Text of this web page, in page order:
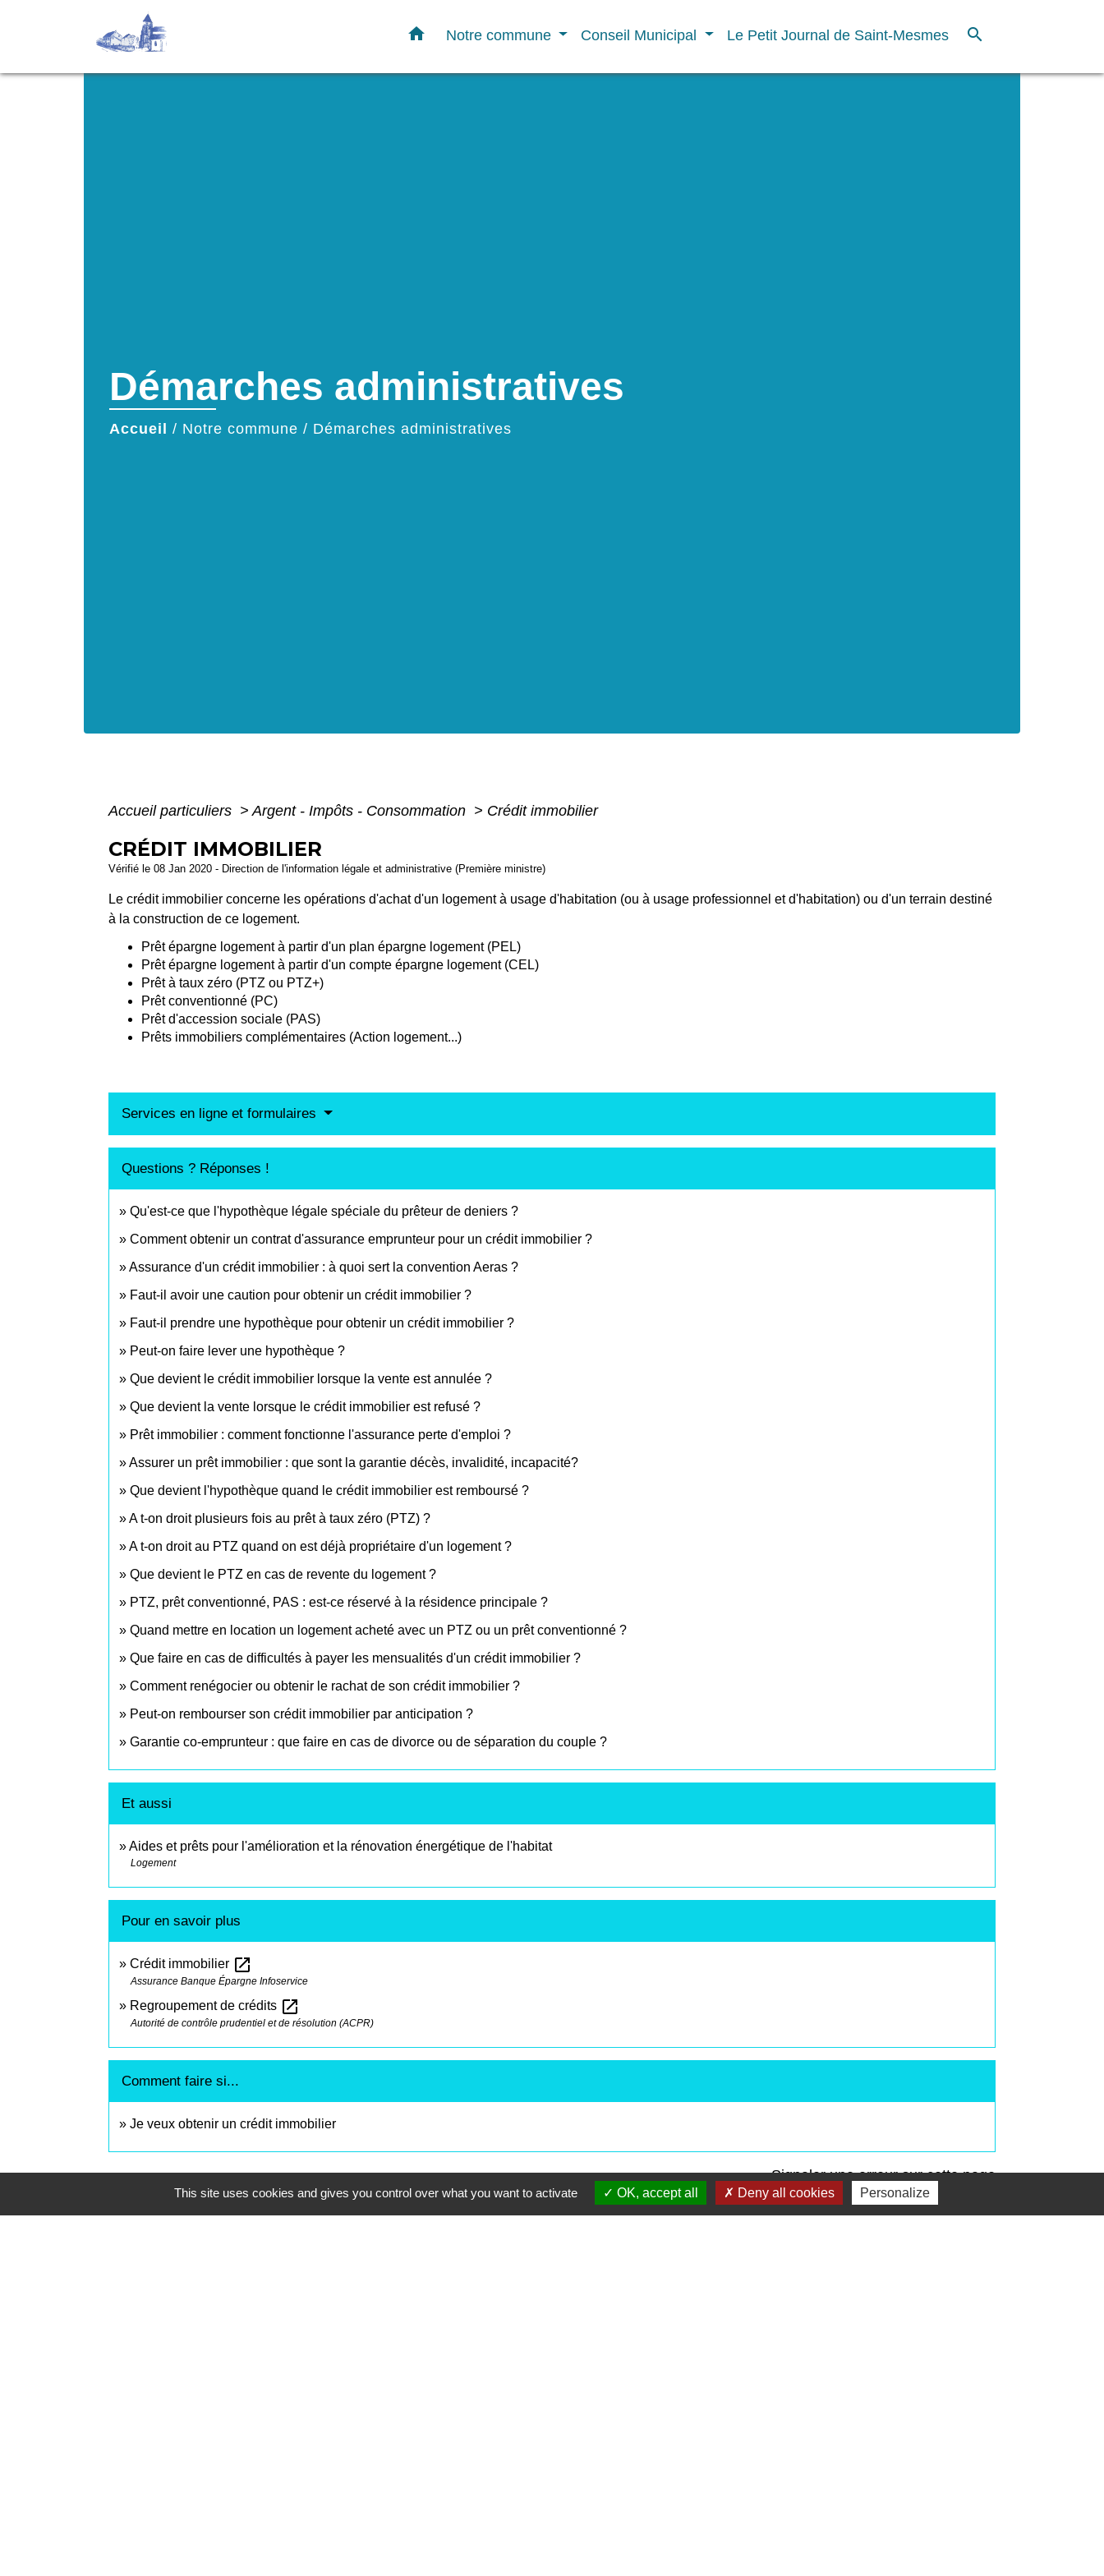
home Notre commune Conseil Municipal Le Petit Journal de Saint-Mesmes search
Démarches administratives
Accueil / Notre commune / Démarches administratives
Accueil particuliers > Argent - Impôts - Consommation > Crédit immobilier
CRÉDIT IMMOBILIER
Vérifié le 08 Jan 2020 - Direction de l'information légale et administrative (Première ministre)
Le crédit immobilier concerne les opérations d'achat d'un logement à usage d'habitation (ou à usage professionnel et d'habitation) ou d'un terrain destiné
à la construction de ce logement.
Prêt épargne logement à partir d'un plan épargne logement (PEL)
Prêt épargne logement à partir d'un compte épargne logement (CEL)
Prêt à taux zéro (PTZ ou PTZ+)
Prêt conventionné (PC)
Prêt d'accession sociale (PAS)
Prêts immobiliers complémentaires (Action logement...)
Services en ligne et formulaires
Questions ? Réponses !
Qu'est-ce que l'hypothèque légale spéciale du prêteur de deniers ?
Comment obtenir un contrat d'assurance emprunteur pour un crédit immobilier ?
Assurance d'un crédit immobilier : à quoi sert la convention Aeras ?
Faut-il avoir une caution pour obtenir un crédit immobilier ?
Faut-il prendre une hypothèque pour obtenir un crédit immobilier ?
Peut-on faire lever une hypothèque ?
Que devient le crédit immobilier lorsque la vente est annulée ?
Que devient la vente lorsque le crédit immobilier est refusé ?
Prêt immobilier : comment fonctionne l'assurance perte d'emploi ?
Assurer un prêt immobilier : que sont la garantie décès, invalidité, incapacité?
Que devient l'hypothèque quand le crédit immobilier est remboursé ?
A t-on droit plusieurs fois au prêt à taux zéro (PTZ) ?
A t-on droit au PTZ quand on est déjà propriétaire d'un logement ?
Que devient le PTZ en cas de revente du logement ?
PTZ, prêt conventionné, PAS : est-ce réservé à la résidence principale ?
Quand mettre en location un logement acheté avec un PTZ ou un prêt conventionné ?
Que faire en cas de difficultés à payer les mensualités d'un crédit immobilier ?
Comment renégocier ou obtenir le rachat de son crédit immobilier ?
Peut-on rembourser son crédit immobilier par anticipation ?
Garantie co-emprunteur : que faire en cas de divorce ou de séparation du couple ?
Et aussi
Aides et prêts pour l'amélioration et la rénovation énergétique de l'habitat
Logement
Pour en savoir plus
Crédit immobilier open_in_new
Assurance Banque Épargne Infoservice
Regroupement de crédits open_in_new
Autorité de contrôle prudentiel et de résolution (ACPR)
Comment faire si...
Je veux obtenir un crédit immobilier
Signaler une erreur sur cette page
This site uses cookies and gives you control over what you want to activate OK, accept all Deny all cookies Personalize